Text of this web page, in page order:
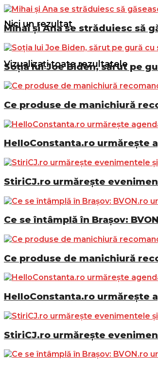
Nici un rezultat
Vizualizați toate rezultatele
Mihai și Ana se străduiesc să
Soția lui Joe Biden, sărut pe
Ce produse de manichiură
HelloConstanta.ro urmărește
StiriCJ.ro urmărește
Ce se întâmplă în Brașov:
Ce produse de manichiură
HelloConstanta.ro urmărește
StiriCJ.ro urmărește